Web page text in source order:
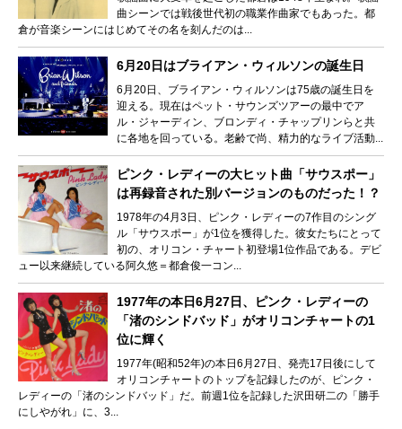
曲シーンでは戦後世代初の職業作曲家でもあった。都
倉が音楽シーンにはじめてその名を刻んだのは...
6月20日はブライアン・ウィルソンの誕生日
6月20日、ブライアン・ウィルソンは75歳の誕生日を
迎える。現在はペット・サウンズツアーの最中でア
ル・ジャーディン、ブロンディ・チャップリンらと共
に各地を回っている。老齢で尚、精力的なライブ活動...
ピンク・レディーの大ヒット曲「サウスポー」
は再録音された別バージョンのものだった！？
1978年の4月3日、ピンク・レディーの7作目のシング
ル「サウスポー」が1位を獲得した。彼女たちにとって
初の、オリコン・チャート初登場1位作品である。デビ
ュー以来継続している阿久悠＝都倉俊一コン...
1977年の本日6月27日、ピンク・レディーの
「渚のシンドバッド」がオリコンチャートの1
位に輝く
1977年(昭和52年)の本日6月27日、発売17日後にして
オリコンチャートのトップを記録したのが、ピンク・
レディーの「渚のシンドバッド」だ。前週1位を記録した沢田研二の「勝手
にしやがれ」に、3...